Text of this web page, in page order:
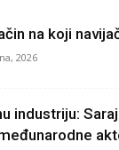
na koji
2026
industriju: